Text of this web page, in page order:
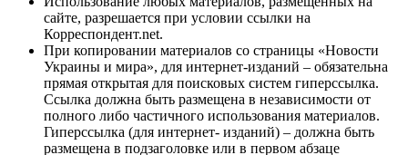
сайте, разрешается при условии ссылки на
Корреспондент.net.
При копировании материалов со страницы «Новости
Украины и мира», для интернет-изданий – обязательна
прямая открытая для поисковых систем гиперссылка.
Ссылка должна быть размещена в независимости от
полного либо частичного использования материалов.
Гиперссылка (для интернет- изданий) – должна быть
размещена в подзаголовке или в первом абзаце